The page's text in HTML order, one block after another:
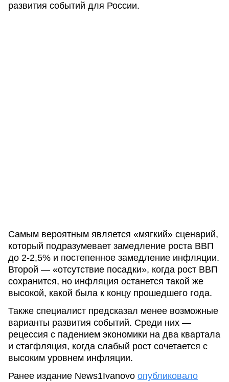
развития событий для России.
Самым вероятным является «мягкий» сценарий,
который подразумевает замедление роста ВВП
до 2-2,5% и постепенное замедление инфляции.
Второй — «отсутствие посадки», когда рост ВВП
сохранится, но инфляция останется такой же
высокой, какой была к концу прошедшего года.
Также специалист предсказал менее возможные
варианты развития событий. Среди них —
рецессия с падением экономики на два квартала
и стагфляция, когда слабый рост сочетается с
высоким уровнем инфляции.
Ранее издание News1Ivanovo опубликовало